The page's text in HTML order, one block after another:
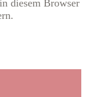
diesem Browser